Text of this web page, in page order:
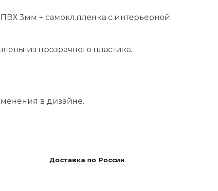
3мм + самокл.пленка с интерьерной
из прозрачного пластика.
в дизайне.
Доставка по России